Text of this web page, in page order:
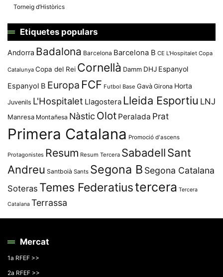
Torneig d’Històrics
Etiquetes populars
Andorra Badalona Barcelona Barcelona B CE L'Hospitalet Copa
Catalunya Copa del Rei Cornellà Damm DHJ Espanyol
Espanyol B Europa FCF Futbol Base Gavà Girona Horta
Juvenils L'Hospitalet Llagostera Lleida Esportiu LNJ
Manresa Montañesa Nàstic Olot Peralada Prat
Primera Catalana Promoció d'ascens
Protagonistes Resum Resum Tercera SabadellSant
Andreu Santboià Sants Segona B Segona Catalana
Soteras Temes Federatiustercera Tercera
Catalana Terrassa
Mercat
1a RFEF >>
2a RFEF >>